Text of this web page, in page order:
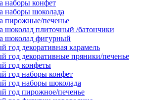
наборы конфет
наборы шоколада
пирожные/печенье
шоколад плиточный /батончики
шоколад фигурный
год декоративная карамель
год декоративные пряники/печенье
год конфеты
год наборы конфет
год наборы шоколада
год пирожное/печенье